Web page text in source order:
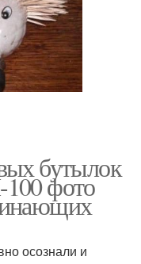
бутылок
фото
осознали и